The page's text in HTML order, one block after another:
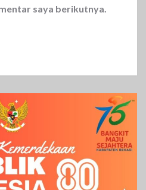
saya berikutnya.